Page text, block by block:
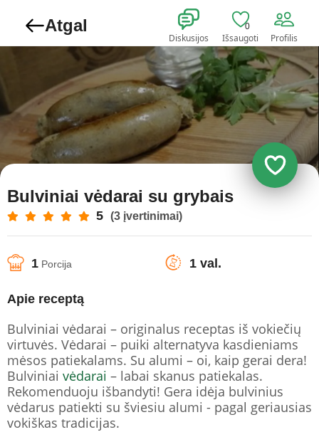
Atgal
Diskusijos
0
Išsaugoti Profilis
Bulviniai vėdarai su grybais
5 (3 įvertinimai)
1 Porcija 1 val.
Apie receptą
Bulviniai vėdarai – originalus receptas iš vokiečių
virtuvės. Vėdarai – puiki alternatyva kasdieniams
mėsos patiekalams. Su alumi – oi, kaip gerai dera!
Bulviniai vėdarai – labai skanus patiekalas.
Rekomenduoju išbandyti! Gera idėja bulvinius
vėdarus patiekti su šviesiu alumi - pagal geriausias
vokiškas tradicijas.